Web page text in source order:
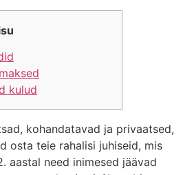
kulud
kohandatavad ja privaatsed,
osta teie rahalisi juhiseid, mis
aastal need inimesed jäävad